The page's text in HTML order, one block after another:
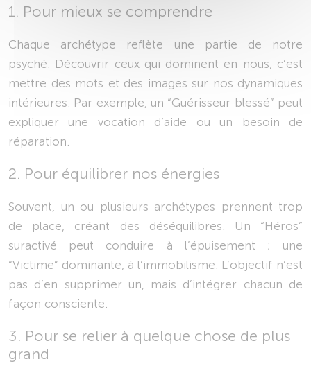
1. Pour mieux se comprendre
Chaque archétype reflète une partie de notre
psyché. Découvrir ceux qui dominent en nous, c’est
mettre des mots et des images sur nos dynamiques
intérieures. Par exemple, un “Guérisseur blessé” peut
expliquer une vocation d’aide ou un besoin de
réparation.
2. Pour équilibrer nos énergies
Souvent, un ou plusieurs archétypes prennent trop
de place, créant des déséquilibres. Un “Héros”
suractivé peut conduire à l’épuisement ; une
“Victime” dominante, à l’immobilisme. L’objectif n’est
pas d’en supprimer un, mais d’intégrer chacun de
façon consciente.
3. Pour se relier à quelque chose de plus
grand